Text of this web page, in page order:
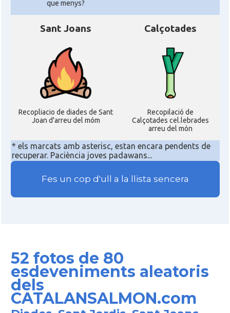
que menys?
Sant Joans
Recopliacio de diades de Sant
Joan d'arreu del móm
Calçotades
Recopilació de
Calçotades cel.lebrades
arreu del món
* els marcats amb asterisc, estan encara pendents de
recuperar. Paciència joves padawans...
Fes un cop d'ull a la llista sencera
52 fotos de 80
esdeveniments aleatoris
dels
CATALANSALMON.com